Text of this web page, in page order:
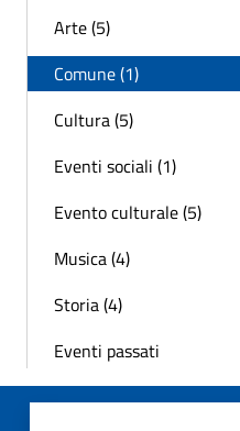
Arte (5)
Comune (1)
Cultura (5)
Eventi sociali (1)
Evento culturale (5)
Musica (4)
Storia (4)
Eventi passati